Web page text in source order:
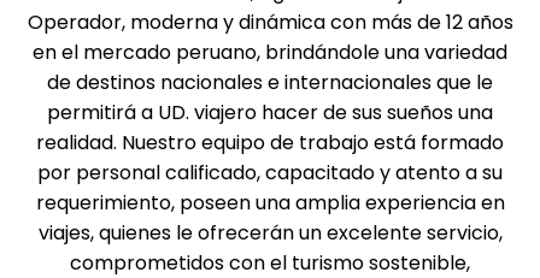
Operador, moderna y dinámica con más de 12 años
en el mercado peruano, brindándole una variedad
de destinos nacionales e internacionales que le
permitirá a UD. viajero hacer de sus sueños una
realidad. Nuestro equipo de trabajo está formado
por personal calificado, capacitado y atento a su
requerimiento, poseen una amplia experiencia en
viajes, quienes le ofrecerán un excelente servicio,
comprometidos con el turismo sostenible,